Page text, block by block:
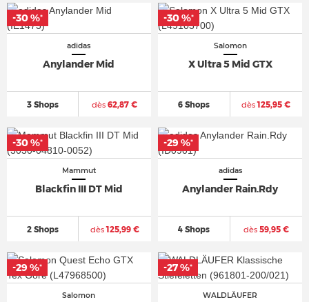
adidas
Anylander Mid
3 Shops dès 62,87 €
-30 %*
Salomon
X Ultra 5 Mid GTX
6 Shops dès125,95 €
-30 %*
Mammut
Blackfin III DT Mid
2 Shops dès125,99 €
-30 %*
adidas
Anylander Rain.Rdy
4 Shops dès59,95 €
-29 %*
Salomon
-29 %*
WALDLÄUFER
-27 %*